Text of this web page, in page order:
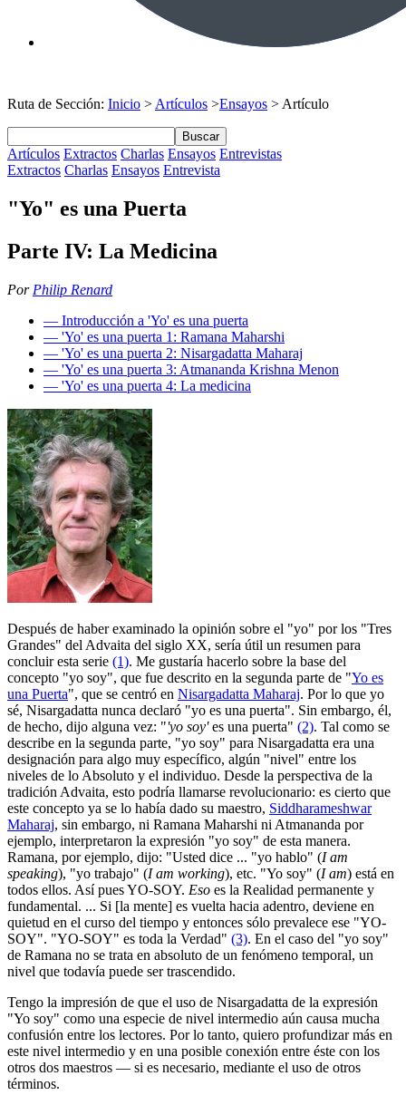
Ruta de Sección: Inicio > Artículos >Ensayos > Artículo
Buscar
Artículos Extractos Charlas Ensayos Entrevistas
Extractos Charlas Ensayos Entrevista
"Yo" es una Puerta
Parte IV: La Medicina
Por Philip Renard
― Introducción a 'Yo' es una puerta
― 'Yo' es una puerta 1: Ramana Maharshi
― 'Yo' es una puerta 2: Nisargadatta Maharaj
― 'Yo' es una puerta 3: Atmananda Krishna Menon
― 'Yo' es una puerta 4: La medicina
Después de haber examinado la opinión sobre el "yo" por los "Tres
Grandes" del Advaita del siglo XX, sería útil un resumen para
concluir esta serie (1). Me gustaría hacerlo sobre la base del
concepto "yo soy", que fue descrito en la segunda parte de "Yo es
una Puerta", que se centró en Nisargadatta Maharaj. Por lo que yo
sé, Nisargadatta nunca declaró "yo es una puerta". Sin embargo, él,
de hecho, dijo alguna vez: "'yo soy'es una puerta" (2). Tal como se
describe en la segunda parte, "yo soy" para Nisargadatta era una
designación para algo muy específico, algún "nivel" entre los
niveles de lo Absoluto y el individuo. Desde la perspectiva de la
tradición Advaita, esto podría llamarse revolucionario: es cierto que
este concepto ya se lo había dado su maestro, Siddharameshwar
Maharaj, sin embargo, ni Ramana Maharshi ni Atmananda por
ejemplo, interpretaron la expresión "yo soy" de esta manera.
Ramana, por ejemplo, dijo: "Usted dice ... "yo hablo" (I am
speaking), "yo trabajo" (I am working), etc. "Yo soy" (I am) está en
todos ellos. Así pues YO-SOY. Eso es la Realidad permanente y
fundamental. ... Si [la mente] es vuelta hacia adentro, deviene en
quietud en el curso del tiempo y entonces sólo prevalece ese "YO-
SOY". "YO-SOY" es toda la Verdad" (3). En el caso del "yo soy"
de Ramana no se trata en absoluto de un fenómeno temporal, un
nivel que todavía puede ser trascendido.
Tengo la impresión de que el uso de Nisargadatta de la expresión
"Yo soy" como una especie de nivel intermedio aún causa mucha
confusión entre los lectores. Por lo tanto, quiero profundizar más en
este nivel intermedio y en una posible conexión entre éste con los
otros dos maestros ― si es necesario, mediante el uso de otros
términos.